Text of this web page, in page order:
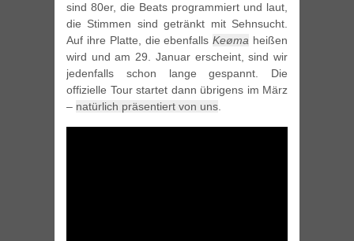
sind 80er, die Beats programmiert und laut,
die Stimmen sind getränkt mit Sehnsucht.
Auf ihre Platte, die ebenfallsKeøma heißen
wird und am 29. Januar erscheint, sind wir
jedenfalls schon lange gespannt. Die
offizielle Tour startet dann übrigens im März
– natürlich präsentiert von uns.